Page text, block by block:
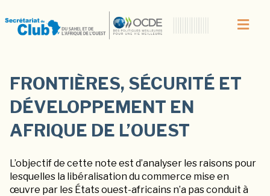
FRONTIÈRES, SÉCURITÉ ET
DÉVELOPPEMENT EN
AFRIQUE DE L’OUEST
L’objectif de cette note est d’analyser les raisons pour
lesquelles la libéralisation du commerce mise en
œuvre par les États ouest-africains n’a pas conduit à